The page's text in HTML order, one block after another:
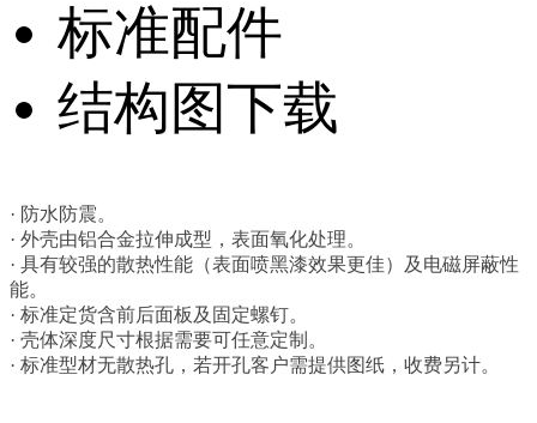
标准配件
结构图下载
· 防水防震。
· 外壳由铝合金拉伸成型，表面氧化处理。
· 具有较强的散热性能（表面喷黑漆效果更佳）及电磁屏蔽性
能。
· 标准定货含前后面板及固定螺钉。
· 壳体深度尺寸根据需要可任意定制。
· 标准型材无散热孔，若开孔客户需提供图纸，收费另计。